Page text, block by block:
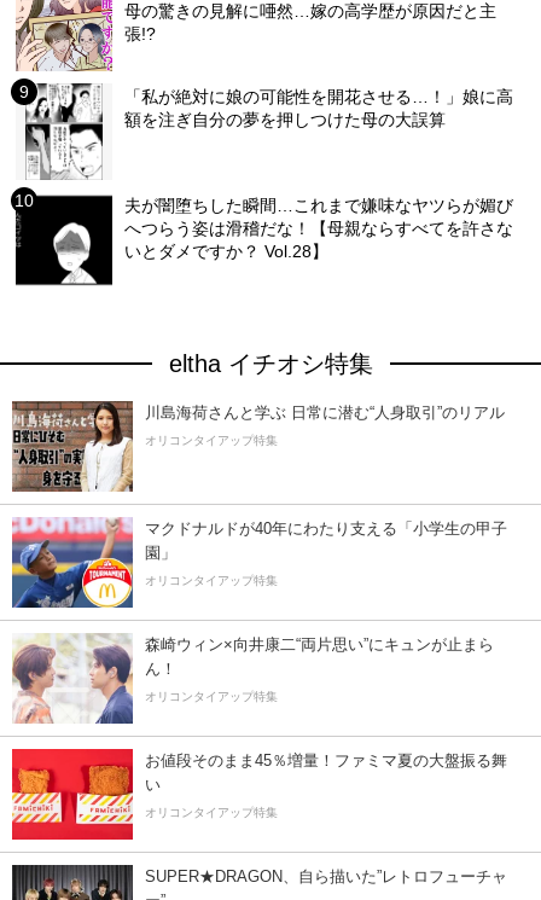
母の驚きの見解に唖然…嫁の高学歴が原因だと主
張!?
「私が絶対に娘の可能性を開花させる…！」娘に高
額を注ぎ自分の夢を押しつけた母の大誤算
夫が闇堕ちした瞬間…これまで嫌味なヤツらが媚び
へつらう姿は滑稽だな！【母親ならすべてを許さな
いとダメですか？ Vol.28】
eltha イチオシ特集
川島海荷さんと学ぶ 日常に潜む“人身取引”のリアル
オリコンタイアップ特集
マクドナルドが40年にわたり支える「小学生の甲子
園」
オリコンタイアップ特集
森崎ウィン×向井康二“両片思い”にキュンが止まら
ん！
オリコンタイアップ特集
お値段そのまま45％増量！ファミマ夏の大盤振る舞
い
オリコンタイアップ特集
SUPER★DRAGON、自ら描いた”レトロフューチャ